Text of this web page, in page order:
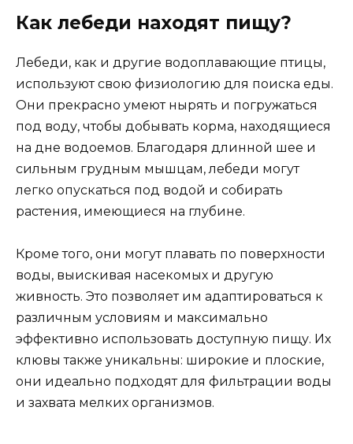
Как лебеди находят пищу?
Лебеди, как и другие водоплавающие птицы,
используют свою физиологию для поиска еды.
Они прекрасно умеют нырять и погружаться
под воду, чтобы добывать корма, находящиеся
на дне водоемов. Благодаря длинной шее и
сильным грудным мышцам, лебеди могут
легко опускаться под водой и собирать
растения, имеющиеся на глубине.
Кроме того, они могут плавать по поверхности
воды, выискивая насекомых и другую
живность. Это позволяет им адаптироваться к
различным условиям и максимально
эффективно использовать доступную пищу. Их
клювы также уникальны: широкие и плоские,
они идеально подходят для фильтрации воды
и захвата мелких организмов.